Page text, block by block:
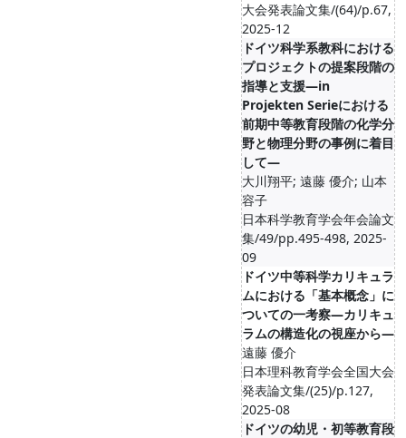
大会発表論文集/(64)/p.67,
2025-12
ドイツ科学系教科における
プロジェクトの提案段階の
指導と支援―in
Projekten Serieにおける
前期中等教育段階の化学分
野と物理分野の事例に着目
して―
大川翔平; 遠藤 優介; 山本
容子
日本科学教育学会年会論文
集/49/pp.495-498, 2025-
09
ドイツ中等科学カリキュラ
ムにおける「基本概念」に
ついての一考察―カリキュ
ラムの構造化の視座から―
遠藤 優介
日本理科教育学会全国大会
発表論文集/(25)/p.127,
2025-08
ドイツの幼児・初等教育段